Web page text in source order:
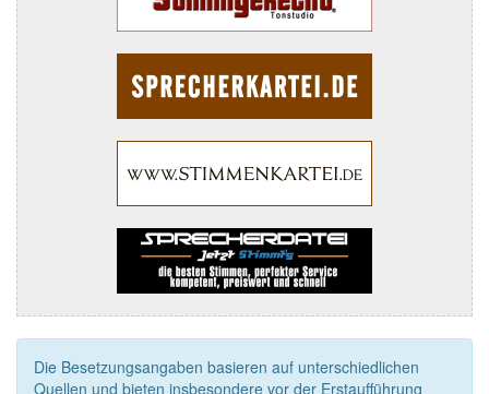
Die Besetzungsangaben basieren auf unterschiedlichen
Quellen und bieten insbesondere vor der Erstaufführung